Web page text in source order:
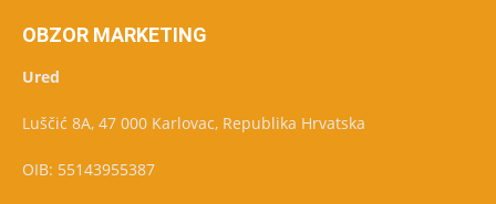
OBZOR MARKETING
Ured
Luščić 8A, 47 000 Karlovac, Republika Hrvatska
OIB: 55143955387